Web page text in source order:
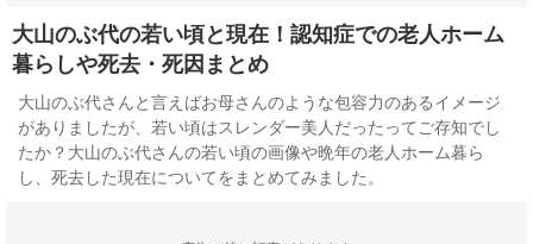
大山のぶ代の若い頃と現在！認知症での老人ホーム
暮らしや死去・死因まとめ
大山のぶ代さんと言えばお母さんのような包容力のあるイメージ
がありましたが、若い頃はスレンダー美人だったってご存知でし
たか？大山のぶ代さんの若い頃の画像や晩年の老人ホーム暮ら
し、死去した現在についてをまとめてみました。